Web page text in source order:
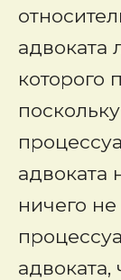
адвоката
которого
адвоката
ничего не